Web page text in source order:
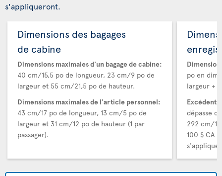
s'appliqueront.
Dimensions des bagages
de cabine
Dimensions maximales d'un bagage de cabine:
40 cm/15,5 po de longueur, 23 cm/9 po de
largeur et 55 cm/21,5 po de hauteur.
Dimensions maximales de l'article personnel:
43 cm/17 po de longueur, 13 cm/5 po de
largeur et 31 cm/12 po de hauteur (1 par
passager).
po en
largeur +
Excédent
dépasse
292 cm/
100 $ CA